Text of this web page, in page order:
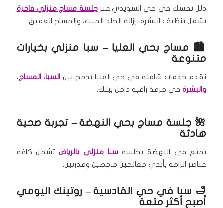
دلل نفسك في حي السويدي عبرجلسة مساج منزلي فاخرة
تشمل تنظيف البشرة، إزالة الجلد الميت، والمساج العميق.
🏙️ مساج بحي العليا – سبا منزلي بخيارات
متنوعة
نقدم خدمات شاملة في حي العليا تدمج بين السبا، المساج،
والبشرةفي حزمة راقية داخل بيتك.
🌺 جلسة مساج بحي النهضة– تجربة صحية
هادئة
تمتع في النهضة بجلسةسبا منزلي بالرياضتشمل كافة
عناصر الراحة بأيدي معالجين مرخصين ومدربين.
🛁 سبا في حي القادسية– روتينك اليومي
أصبح أكثر متعة